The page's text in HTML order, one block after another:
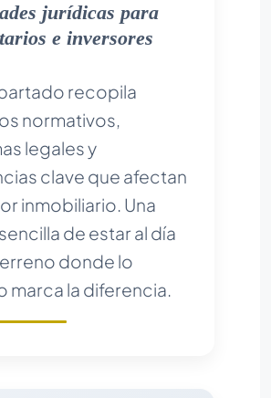
jurídicas para
e inversores
recopila
normativos,
legales y
clave que afectan
inmobiliario. Una
de estar al día
donde lo
marca la diferencia.